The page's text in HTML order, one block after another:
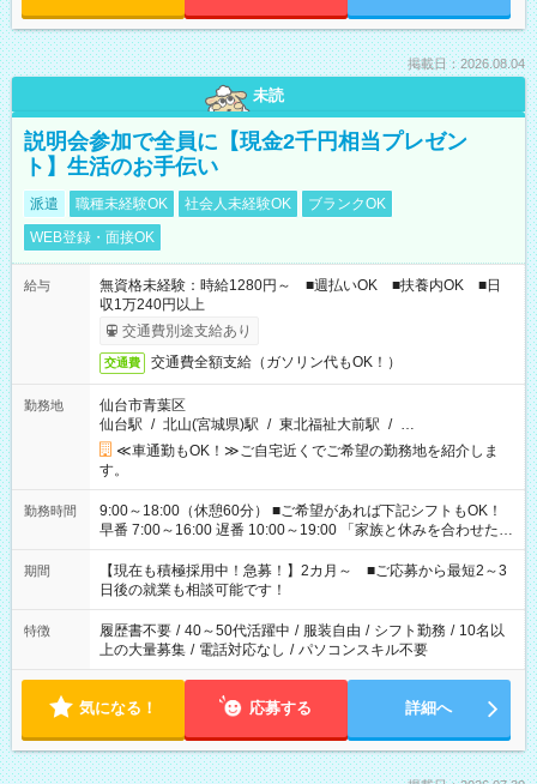
掲載日：2026.08.04
未読
説明会参加で全員に【現金2千円相当プレゼン
ト】生活のお手伝い
派遣 職種未経験OK 社会人未経験OK
ブランクOK
WEB登録・面接OK
給与
無資格未経験：時給1280円～ ■週払いOK ■扶養内OK ■日
収1万240円以上
交通費別途支給あり
交通費 交通費全額支給（ガソリン代もOK！）
勤務地
仙台市青葉区
仙台駅 / 北山(宮城県)駅 / 東北福祉大前駅 / …
≪車通勤もOK！≫ご自宅近くでご希望の勤務地を紹介しま
す。
勤務時間
9:00～18:00（休憩60分） ■ご希望があれば下記シフトもOK！
早番 7:00～16:00 遅番 10:00～19:00 「家族と休みを合わせた
い」 「余裕を持って夕飯の準備がしたい」 「できれば残業はし
たくない」 など、ご希望を教えてくださいね。 ※Wワーク希望
の方へ 今ご覧のお仕事で希望する勤務時間と、もう1つのお仕事
の勤務時間。 合計で週40時間を超える場合は応募できません。
期間
【現在も積極採用中！急募！】2カ月～ ■ご応募から最短2～3
日後の就業も相談可能です！
特徴 履歴書不要 / 40～50代活躍中 / 服装自由 / シフト勤務 / 10名以
上の大量募集 / 電話対応なし / パソコンスキル不要
気になる！ 応募する 詳細へ